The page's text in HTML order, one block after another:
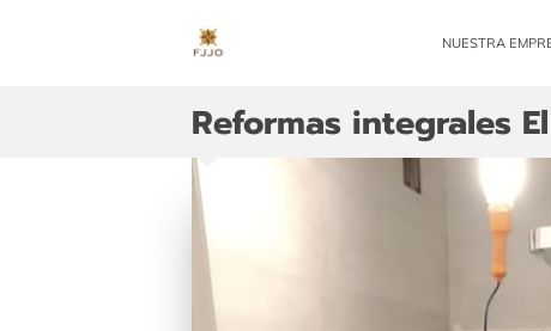
NUESTRA
Reformas integrales